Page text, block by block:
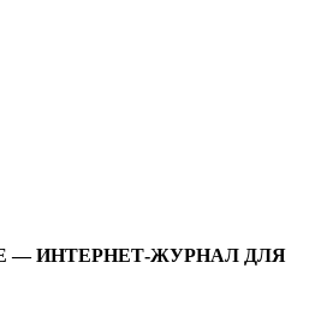
— ИНТЕРНЕТ-ЖУРНАЛ ДЛЯ